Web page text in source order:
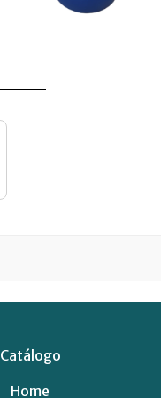
Catálogo
Home